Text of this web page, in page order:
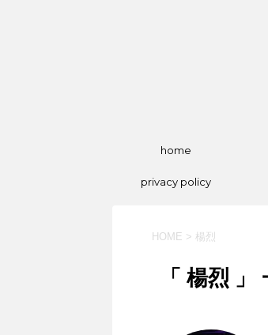
home
privacy policy
HOME > 楊烈
「 楊烈 」